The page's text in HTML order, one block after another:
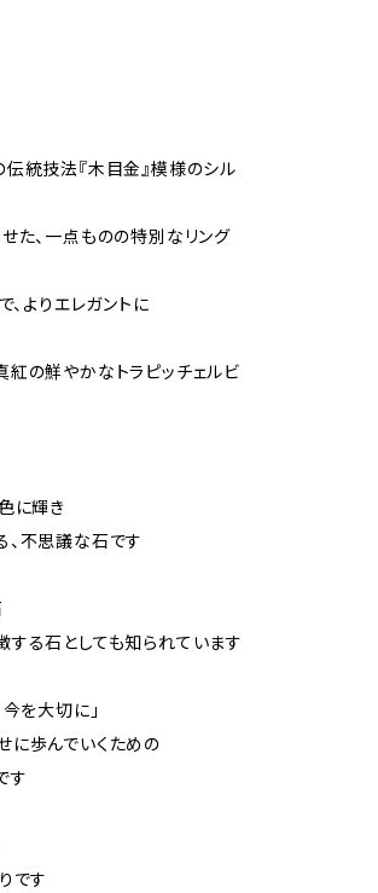
統技法『木目金』模様のシル
た、一点ものの特別なリング
よりエレガントに
の鮮やかなトラピッチェルビ
に輝き
不思議な石です
る石としても知られています
を大切に」
に歩んでいくための
す
です